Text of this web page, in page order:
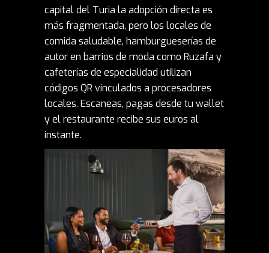
capital del Turia la adopción directa es
más fragmentada, pero los locales de
comida saludable, hamburgueserías de
autor en barrios de moda como Ruzafa y
cafeterías de especialidad utilizan
códigos QR vinculados a procesadores
locales. Escaneas, pagas desde tu wallet
y el restaurante recibe sus euros al
instante.